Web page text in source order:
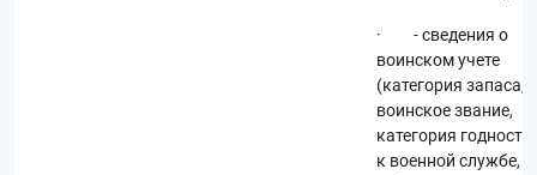
· - сведения о
воинском учете
(категория запаса,
воинское звание,
категория годности
к военной службе,